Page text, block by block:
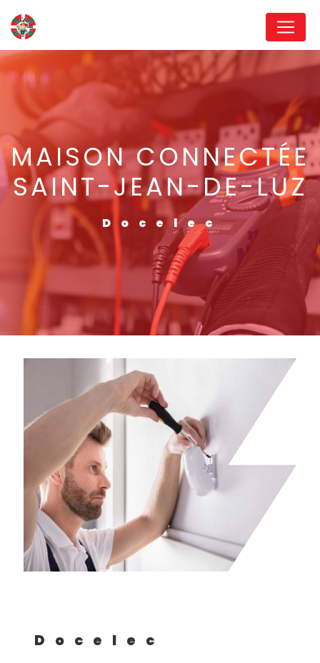
MAISON CONNECTÉE
SAINT-JEAN-DE-LUZ
Docelec
Docelec